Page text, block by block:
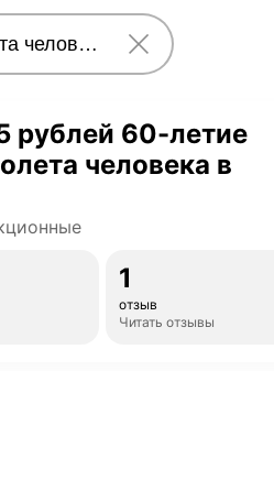
рублей 60-летие
человека в
1
отзыв
Читать отзывы